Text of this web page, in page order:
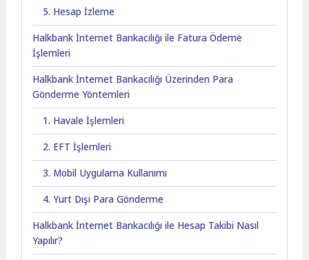
5. Hesap İzleme
Halkbank İnternet Bankacılığı ile Fatura Ödeme
İşlemleri
Halkbank İnternet Bankacılığı Üzerinden Para
Gönderme Yöntemleri
1. Havale İşlemleri
2. EFT İşlemleri
3. Mobil Uygulama Kullanımı
4. Yurt Dışı Para Gönderme
Halkbank İnternet Bankacılığı ile Hesap Takibi Nasıl
Yapılır?